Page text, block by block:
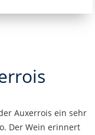
Auxerrois ein sehr
Der Wein erinnert